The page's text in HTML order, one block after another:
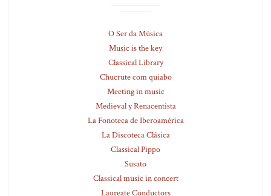
O Ser da Música
Music is the key
Classical Library
Chucrute com quiabo
Meeting in music
Medieval y Renacentista
La Fonoteca de Iberoamérica
La Discoteca Clásica
Classical Pippo
Susato
Classical music in concert
Laureate Conductors